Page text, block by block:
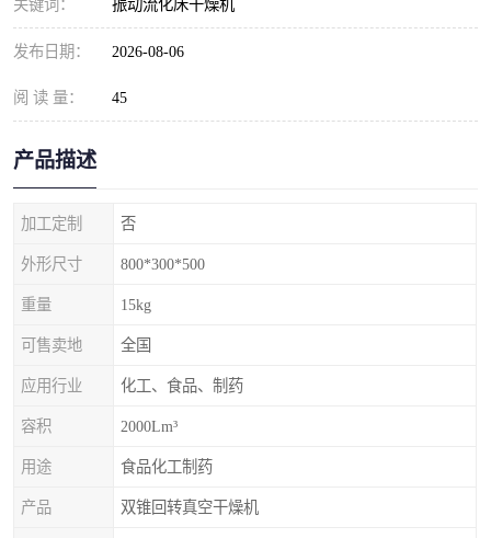
关键词： 振动流化床干燥机
发布日期： 2026-08-06
阅 读 量： 45
产品描述
加工定制 否
外形尺寸 800*300*500
重量 15kg
可售卖地 全国
应用行业 化工、食品、制药
容积 2000Lm³
用途 食品化工制药
产品 双锥回转真空干燥机